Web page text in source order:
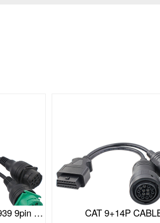
J1939 9pin female to J1939 9pin male cable(II) CAT 9+14P